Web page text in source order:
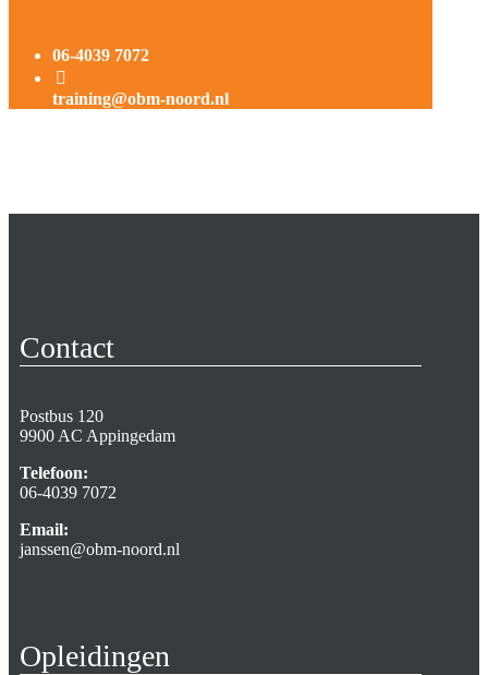
06-4039 7072
training@obm-noord.nl
Contact
Postbus 120
9900 AC Appingedam
Telefoon:
06-4039 7072
Email:
janssen@obm-noord.nl
Opleidingen